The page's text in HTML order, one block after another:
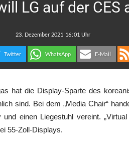
LG auf der CES
:
Twitter WhatsApp E-Mail
hat die Display-Sparte des
sind. Bei dem „Media Chair“
einen Liegestuhl vereint. „Virtual
55-Zoll-Displays.